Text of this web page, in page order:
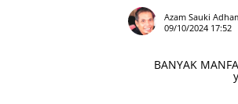
Azam Sauki
09/10/2024 17:52
BANYAK